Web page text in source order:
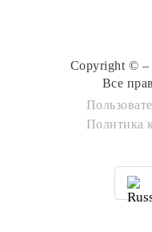
Copyright ©
Все
Политика